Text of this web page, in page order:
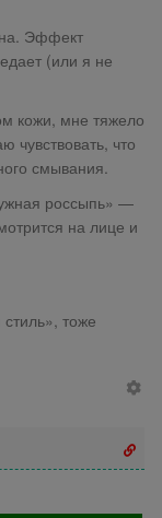
Эффект
(или я не
кожи, мне тяжело
чувствовать, что
смывания.
россыпь» —
на лице и
тоже